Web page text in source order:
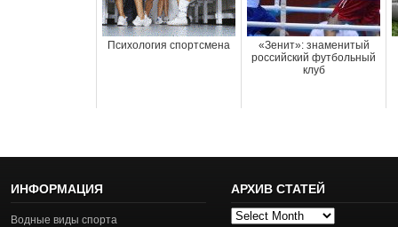
Психология спортсмена
«Зенит»: знаменитый
российский футбольный
клуб
ИНФОРМАЦИЯ
Водные виды спорта
АРХИВ СТАТЕЙ
Архив